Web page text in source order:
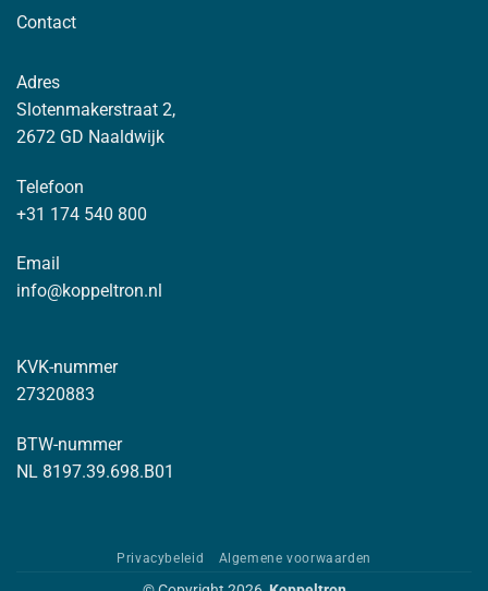
Contact
Adres
Slotenmakerstraat 2,
2672 GD Naaldwijk
Telefoon
+31 174 540 800
Email
info@koppeltron.nl
KVK-nummer
27320883
BTW-nummer
NL 8197.39.698.B01
Privacybeleid Algemene voorwaarden